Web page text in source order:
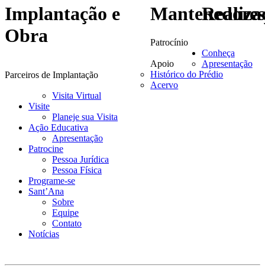
Implantação e
Obra
Parceiros de Implantação
Mantenedores
Patrocínio
Apoio
Conheça
Apresentação
Histórico do Prédio
Acervo
Visita Virtual
Visite
Planeje sua Visita
Ação Educativa
Apresentação
Patrocine
Pessoa Jurídica
Pessoa Física
Programe-se
Sant’Ana
Sobre
Equipe
Contato
Notícias